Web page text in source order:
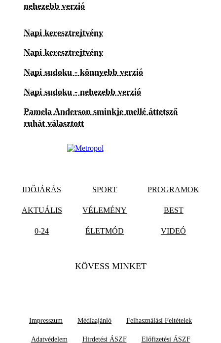
nehezebb verzió
Napi keresztrejtvény
Napi keresztrejtvény
Napi sudoku - könnyebb verzió
Napi sudoku - nehezebb verzió
Pamela Anderson sminkje mellé áttetsző
ruhát választott
IDŐJÁRÁS SPORT PROGRAMOK
AKTUÁLIS VÉLEMÉNY BEST
0-24 ÉLETMÓD VIDEÓ
KÖVESS MINKET
Impresszum Médiaajánló Felhasználási Feltételek
Adatvédelem Hirdetési ÁSZF Előfizetési ÁSZF